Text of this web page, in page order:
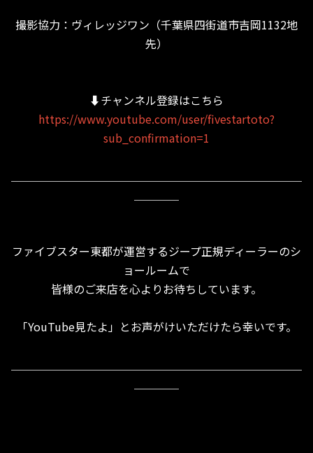
撮影協力：ヴィレッジワン（千葉県四街道市吉岡1132地
先）
⬇︎チャンネル登録はこちら
https://www.youtube.com/user/fivestartoto?
sub_confirmation=1
ファイブスター東都が運営するジープ正規ディーラーのシ
ョールームで
皆様のご来店を心よりお待ちしています。
「YouTube見たよ」とお声がけいただけたら幸いです。